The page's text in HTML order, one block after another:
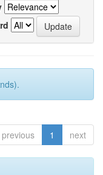
previous 1 next